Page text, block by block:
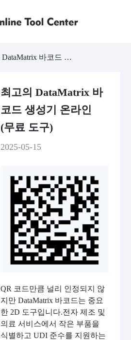
최고의 DataMatrix 바코드 생성기 온라인 (무료 도구)
최고의 DataMatrix 바
코드 생성기 온라인
(무료 도구)
2025-05-15
QR 코드만큼 널리 인정되지 않
지만 DataMatrix 바코드는 중요
한 2D 도구입니다.전자 제조 및
의료 서비스에서 작은 부품을
식별하고 UDI 준수를 지원하는